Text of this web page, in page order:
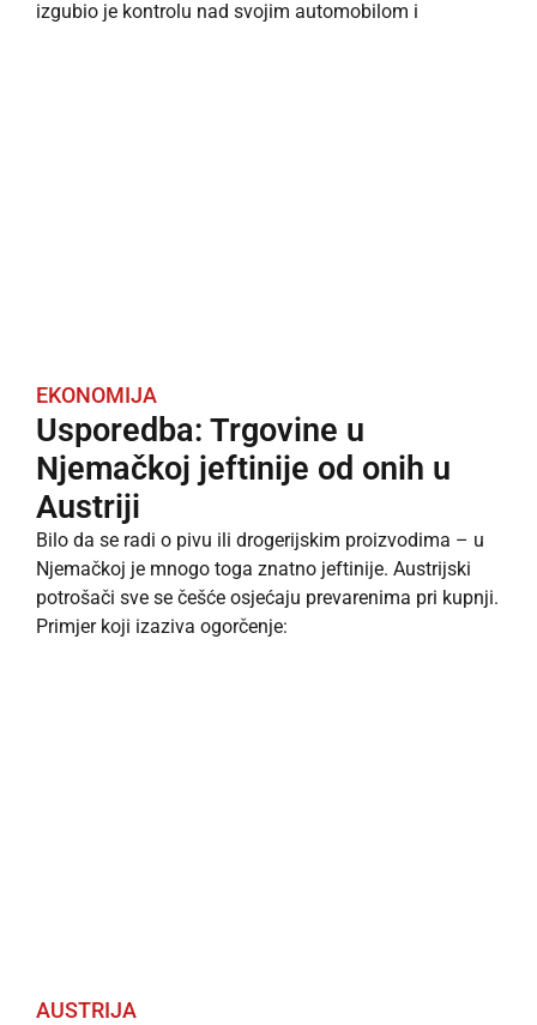
izgubio je kontrolu nad svojim automobilom i
EKONOMIJA
Usporedba: Trgovine u
Njemačkoj jeftinije od onih u
Austriji
Bilo da se radi o pivu ili drogerijskim proizvodima – u
Njemačkoj je mnogo toga znatno jeftinije. Austrijski
potrošači sve se češće osjećaju prevarenima pri kupnji.
Primjer koji izaziva ogorčenje:
AUSTRIJA